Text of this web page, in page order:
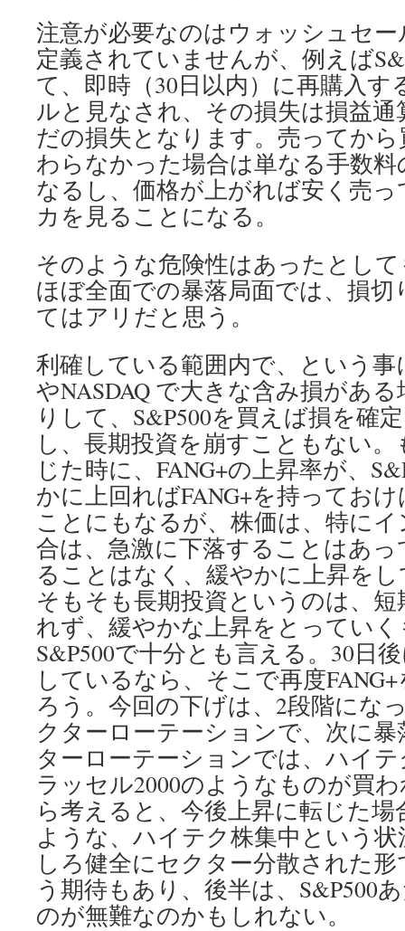
注意が必要なのはウォッシュセ
定義されていませんが、例えば
て、即時（30日以内）に再購入
ルと見なされ、その損失は損益
だの損失となります。売ってか
わらなかった場合は単なる手数
なるし、価格が上がれば安く売
カを見ることになる。
そのような危険性はあったとし
ほぼ全面での暴落局面では、損
てはアリだと思う。
利確している範囲内で、という事
やNASDAQ で大きな含み損があ
りして、S&P500を買えば損を確
し、長期投資を崩すこともない
じた時に、FANG+の上昇率が、
かに上回ればFANG+を持ってお
ことにもなるが、株価は、特に
合は、急激に下落することはあ
ることはなく、緩やかに上昇を
そもそも長期投資というのは、
れず、緩やかな上昇をとってい
S&P500で十分とも言える。30日
しているなら、そこで再度
ろう。今回の下げは、2段階にな
クターローテーションで、次に
ターローテーションでは、ハイ
ラッセル2000のようなものが買
ら考えると、今後上昇に転じた場
ような、ハイテク株集中という
しろ健全にセクター分散された
う期待もあり、後半は、S&P500
のが無難なのかもしれない。